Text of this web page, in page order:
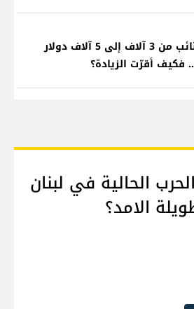
راتب النائب من 3 آلاف إلى 5 آلاف دولار
فكيف أقرّت الزيادة؟
الحالية في لبنان
الامد؟